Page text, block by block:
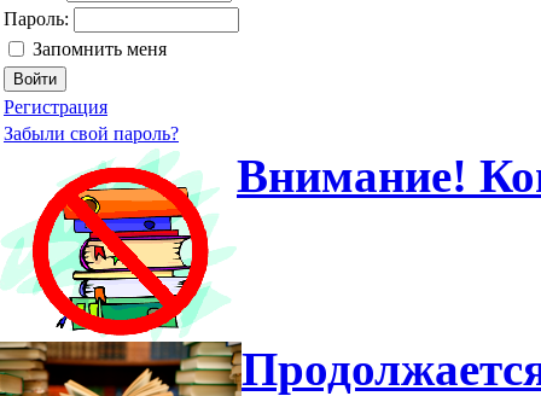
Пароль:
Запомнить меня
Регистрация
Забыли свой пароль?
Внимание!